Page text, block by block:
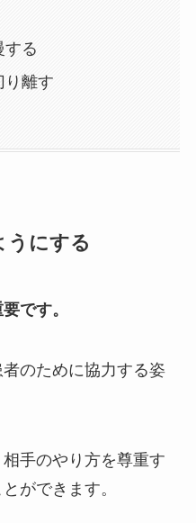
する
り離す
うにする
です。
のために協力する姿
手のやり方を尊重す
ができます。